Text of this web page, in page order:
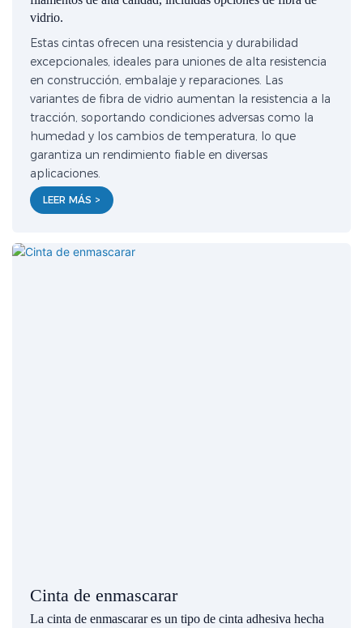
vidrio.
Estas cintas ofrecen una resistencia y durabilidad
excepcionales, ideales para uniones de alta resistencia
en construcción, embalaje y reparaciones. Las
variantes de fibra de vidrio aumentan la resistencia a la
tracción, soportando condiciones adversas como la
humedad y los cambios de temperatura, lo que
garantiza un rendimiento fiable en diversas
aplicaciones.
LEER MÁS >
Cinta de enmascarar
La cinta de enmascarar es un tipo de cinta adhesiva hecha